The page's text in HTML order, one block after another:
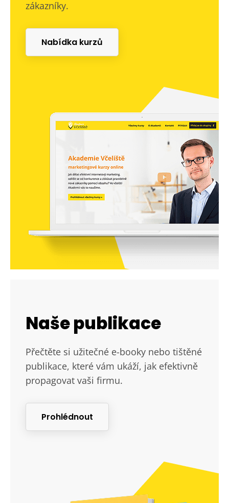
zákazníky.
Nabídka kurzů
Naše publikace
Přečtěte si užitečné e-booky nebo tištěné
publikace, které vám ukáží, jak efektivně
propagovat vaši firmu.
Prohlédnout